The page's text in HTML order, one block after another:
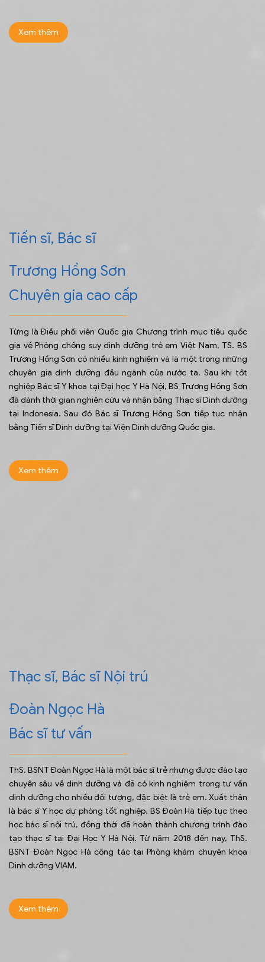
Xem thêm
Tiến sĩ, Bác sĩ
Trương Hồng Sơn
Chuyên gia cao cấp
Từng là Điều phối viên Quốc gia Chương trình mục tiêu quốc
gia về Phòng chống suy dinh dưỡng trẻ em Việt Nam, TS. BS
Trương Hồng Sơn có nhiều kinh nghiệm và là một trong những
chuyên gia dinh dưỡng đầu ngành của nước ta. Sau khi tốt
nghiệp Bác sĩ Y khoa tại Đại học Y Hà Nội, BS Trương Hồng Sơn
đã dành thời gian nghiên cứu và nhận bằng Thạc sĩ Dinh dưỡng
tại Indonesia. Sau đó Bác sĩ Trương Hồng Sơn tiếp tục nhận
bằng Tiến sĩ Dinh dưỡng tại Viện Dinh dưỡng Quốc gia.
Xem thêm
Thạc sĩ, Bác sĩ Nội trú
Đoàn Ngọc Hà
Bác sĩ tư vấn
ThS. BSNT Đoàn Ngọc Hà là một bác sĩ trẻ nhưng được đào tạo
chuyên sâu về dinh dưỡng và đã có kinh nghiệm trong tư vấn
dinh dưỡng cho nhiều đối tượng, đặc biệt là trẻ em. Xuất thân
là bác sĩ Y học dự phòng tốt nghiệp, BS Đoàn Hà tiếp tục theo
học bác sĩ nội trú, đồng thời đã hoàn thành chương trình đào
tạo thạc sĩ tại Đại Học Y Hà Nội. Từ năm 2018 đến nay, ThS.
BSNT Đoàn Ngọc Hà công tác tại Phòng khám chuyên khoa
Dinh dưỡng VIAM.
Xem thêm